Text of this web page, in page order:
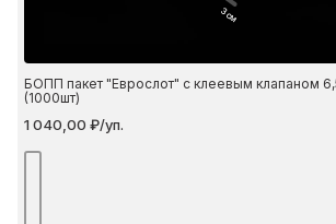
3 см
БОПП пакет "Еврослот" с клеевым клапаном
(1000шт)
1 040,00 ₽/уп.